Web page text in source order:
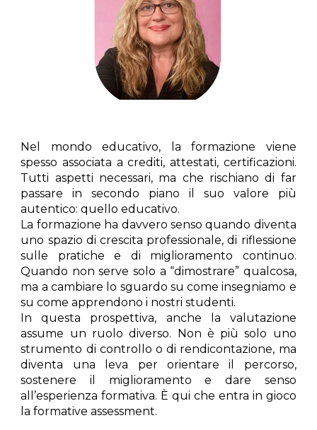
Nel mondo educativo, laformazione viene
spesso associata a crediti, attestati, certificazioni.
Tutti aspetti necessari, ma che rischiano di far
passare in secondo piano il suo valore più
autentico: quelloeducativo.
La formazione ha davvero senso quando diventa
uno spazio di crescita professionale, di riflessione
sulle pratiche e di miglioramento continuo.
Quando non serve solo a “dimostrare” qualcosa,
ma a cambiare lo sguardo su come insegniamo e
su come apprendono i nostri studenti.
In questa prospettiva, anche la valutazione
assume un ruolo diverso. Non è più solo uno
strumento di controllo o di rendicontazione, ma
diventa una leva per orientare il percorso,
sostenere il miglioramento e dare senso
all’esperienza formativa. È qui che entra in gioco
laformative assessment.